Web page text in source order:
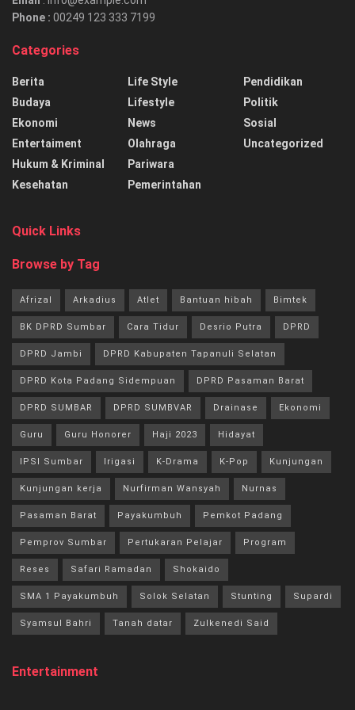
Phone : 00249 123 333 7199
Categories
Berita
Budaya
Ekonomi
Entertaiment
Hukum & Kriminal
Kesehatan
Life Style
Lifestyle
News
Olahraga
Pariwara
Pemerintahan
Pendidikan
Politik
Sosial
Uncategorized
Quick Links
Browse by Tag
Afrizal Arkadius Atlet Bantuan hibah Bimtek
BK DPRD Sumbar Cara Tidur Desrio Putra DPRD
DPRD Jambi DPRD Kabupaten Tapanuli Selatan
DPRD Kota Padang Sidempuan DPRD Pasaman Barat
DPRD SUMBAR DPRD SUMBVAR Drainase Ekonomi
Guru Guru Honorer Haji 2023 Hidayat
IPSI Sumbar Irigasi K-Drama K-Pop Kunjungan
Kunjungan kerja Nurfirman Wansyah Nurnas
Pasaman Barat Payakumbuh Pemkot Padang
Pemprov Sumbar Pertukaran Pelajar Program
Reses Safari Ramadan Shokaido
SMA 1 Payakumbuh Solok Selatan Stunting Supardi
Syamsul Bahri Tanah datar Zulkenedi Said
Entertainment